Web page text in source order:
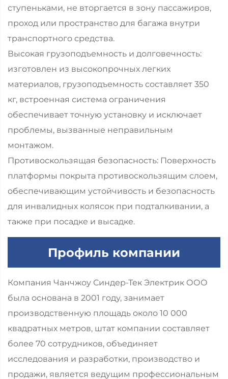
ступеньками, не вторгается в зону пассажиров,
проход или пространство для багажа внутри
транспортного средства.
Высокая грузоподъемность и долговечность:
изготовлен из высокопрочных легких
материалов, грузоподъемность составляет 350
кг, встроенная система ограничения
обеспечивает точную установку и исключает
проблемы, вызванные неправильным
монтажом.
Противоскользящая безопасность: Поверхность
платформы покрыта противоскользящим слоем,
обеспечивающим устойчивость и безопасность
для инвалидных колясок при подталкивании, а
также при посадке и высадке.
Профиль компании
Компания Чанчжоу Синдер-Тек Электрик ООО
была основана в 2001 году, занимает
производственную площадь около 10 000
квадратных метров, штат компании составляет
более 70 сотрудников, объединяет
исследования и разработки, производство и
продажи, является ведущим профессиональным